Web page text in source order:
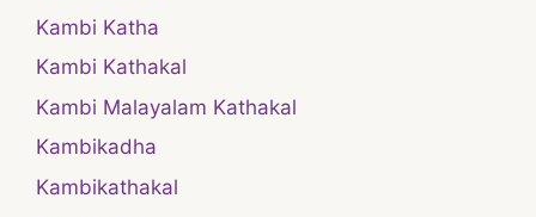
Kambi Katha
Kambi Kathakal
Kambi Malayalam Kathakal
Kambikadha
Kambikathakal